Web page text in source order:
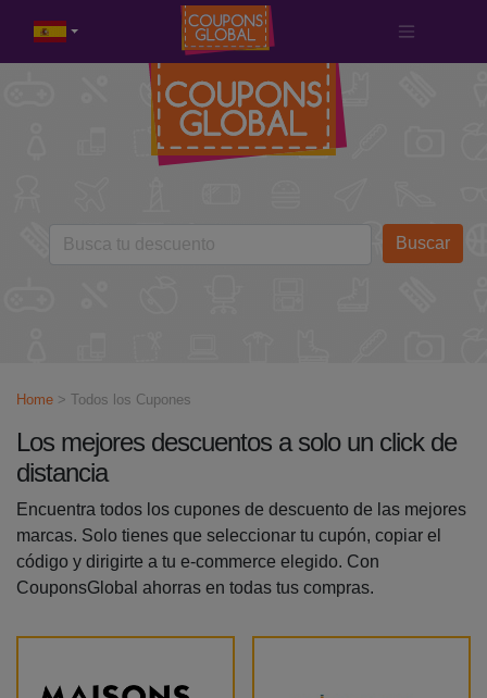
Buscar
Home > Todos los Cupones
Los mejores descuentos a solo un click de
distancia
Encuentra todos los cupones de descuento de las mejores
marcas. Solo tienes que seleccionar tu cupón, copiar el
código y dirigirte a tu e-commerce elegido. Con
CouponsGlobal ahorras en todas tus compras.